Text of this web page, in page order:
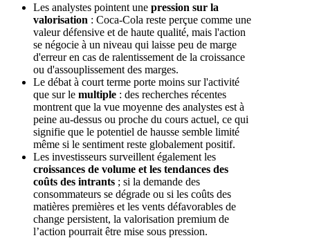
Les analystes pointent une pression sur la
valorisation : Coca-Cola reste perçue comme une
valeur défensive et de haute qualité, mais l'action
se négocie à un niveau qui laisse peu de marge
d'erreur en cas de ralentissement de la croissance
ou d'assouplissement des marges.
Le débat à court terme porte moins sur l'activité
que sur le multiple : des recherches récentes
montrent que la vue moyenne des analystes est à
peine au-dessus ou proche du cours actuel, ce qui
signifie que le potentiel de hausse semble limité
même si le sentiment reste globalement positif.
Les investisseurs surveillent également les
croissances de volume et les tendances des
coûts des intrants ; si la demande des
consommateurs se dégrade ou si les coûts des
matières premières et les vents défavorables de
change persistent, la valorisation premium de
l’action pourrait être mise sous pression.